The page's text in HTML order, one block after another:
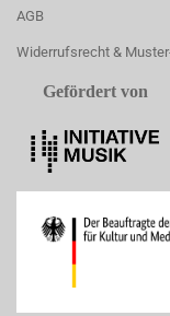
AGB
Widerrufsrecht &
Gefördert von